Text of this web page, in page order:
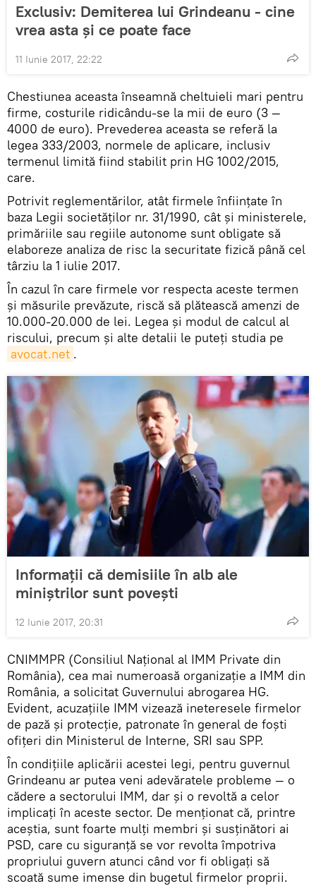
Exclusiv: Demiterea lui Grindeanu - cine
vrea asta și ce poate face
11 Iunie 2017, 22:22
Chestiunea aceasta înseamnă cheltuieli mari pentru
firme, costurile ridicându-se la mii de euro (3 —
4000 de euro). Prevederea aceasta se referă la
legea 333/2003, normele de aplicare, inclusiv
termenul limită fiind stabilit prin HG 1002/2015,
care.
Potrivit reglementărilor, atât firmele înființate în
baza Legii societăților nr. 31/1990, cât și ministerele,
primăriile sau regiile autonome sunt obligate să
elaboreze analiza de risc la securitate fizică până cel
târziu la 1 iulie 2017.
În cazul în care firmele vor respecta aceste termen
și măsurile prevăzute, riscă să plătească amenzi de
10.000-20.000 de lei. Legea și modul de calcul al
riscului, precum și alte detalii le puteți studia pe
avocat.net .
Informații că demisiile în alb ale
miniștrilor sunt povești
12 Iunie 2017, 20:31
CNIMMPR (Consiliul Național al IMM Private din
România), cea mai numeroasă organizație a IMM din
România, a solicitat Guvernului abrogarea HG.
Evident, acuzațiile IMM vizează ineteresele firmelor
de pază și protecție, patronate în general de foști
ofițeri din Ministerul de Interne, SRI sau SPP.
În condițiile aplicării acestei legi, pentru guvernul
Grindeanu ar putea veni adevăratele probleme — o
cădere a sectorului IMM, dar și o revoltă a celor
implicați în aceste sector. De menționat că, printre
aceștia, sunt foarte mulți membri și susținători ai
PSD, care cu siguranță se vor revolta împotriva
propriului guvern atunci când vor fi obligați să
scoată sume imense din bugetul firmelor proprii.